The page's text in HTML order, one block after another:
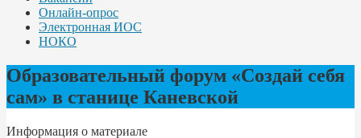
Онлайн-опрос
Электронная ИОС
НОКО
Образовательный форум «Создай себя
сам» в станице Каневской
Информация о материале